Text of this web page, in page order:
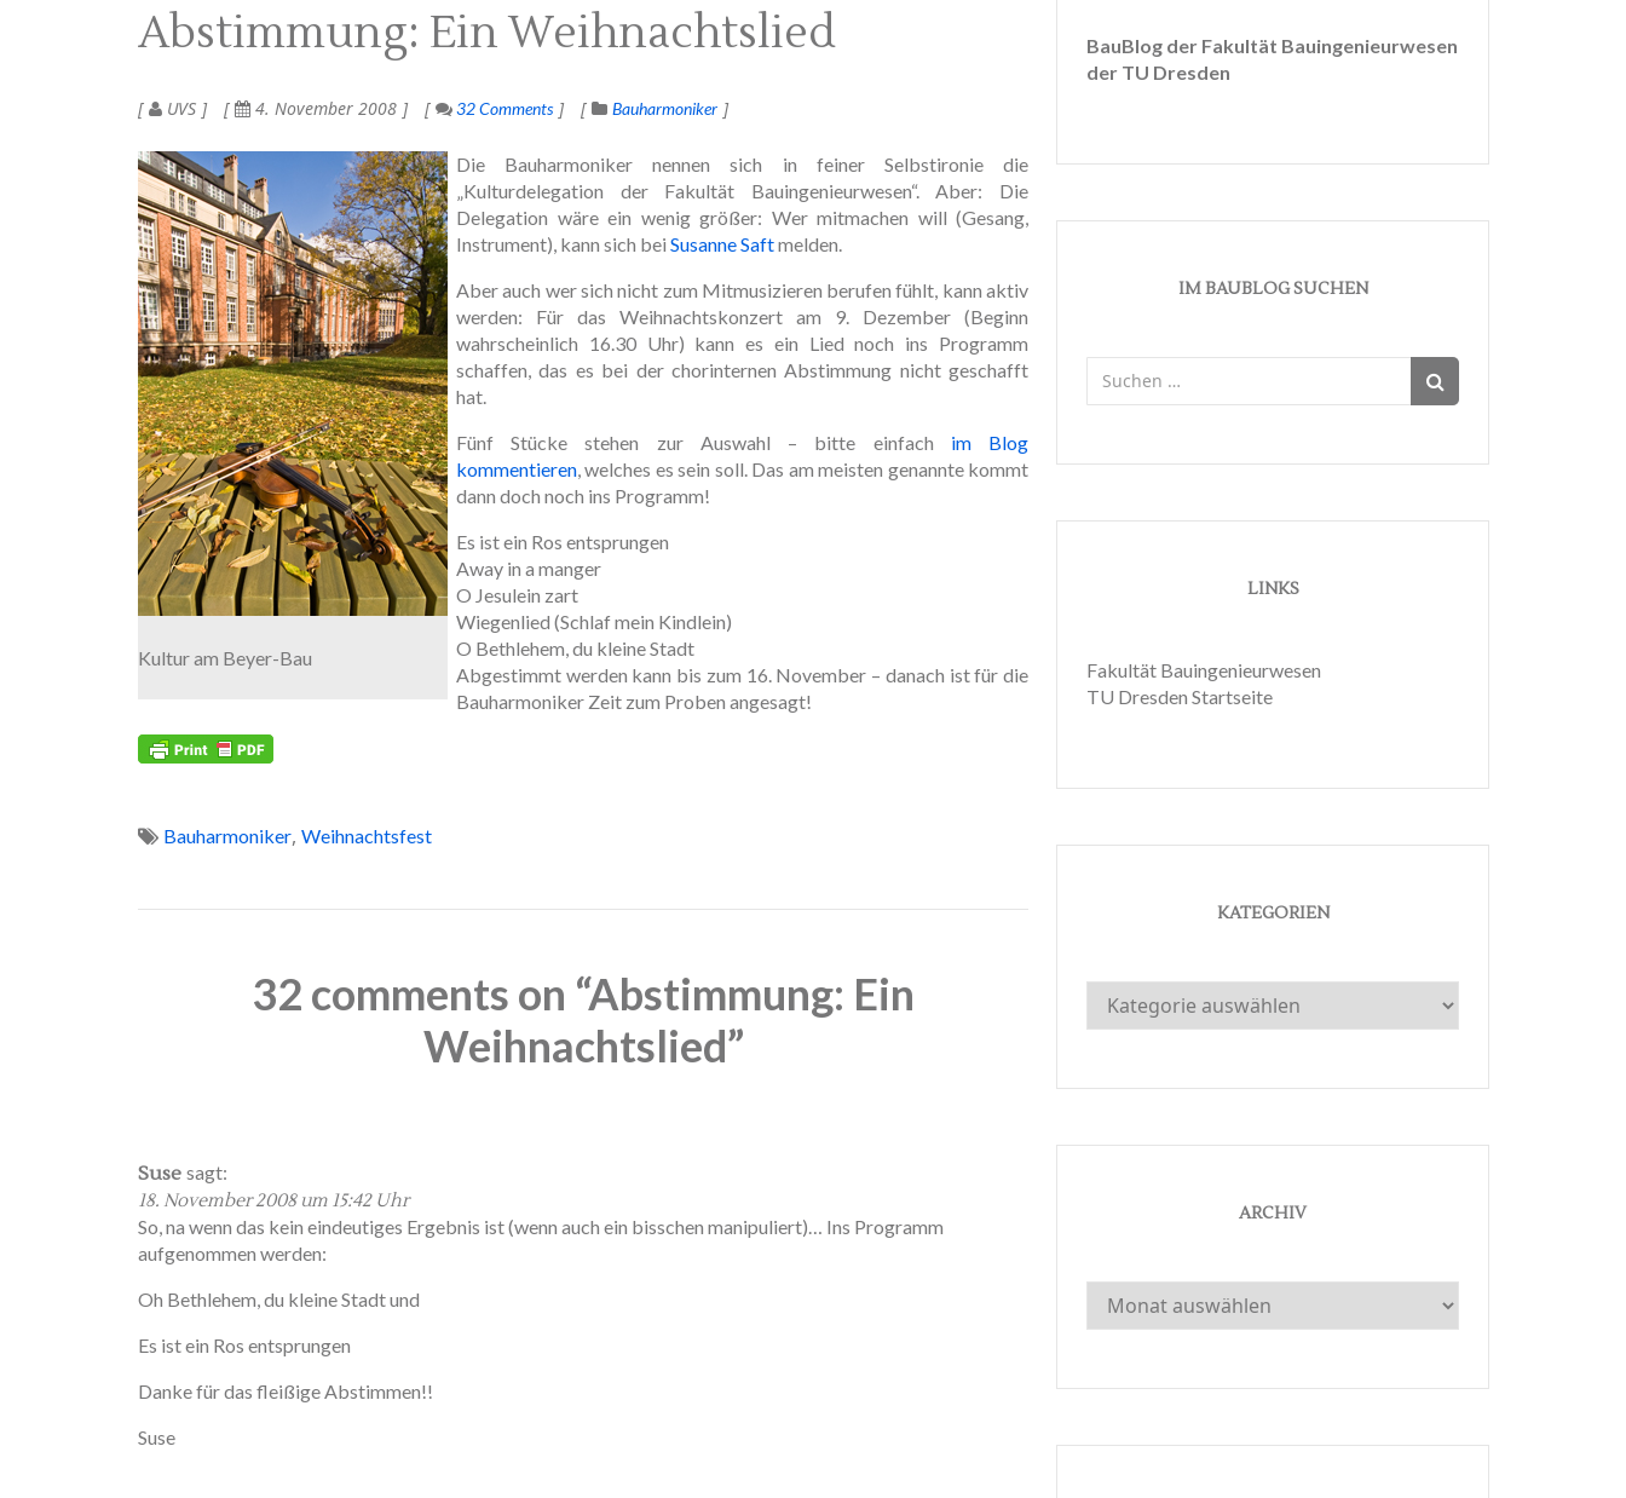
Abstimmung: Ein Weihnachtslied
UVS 4. November 2008 32 Comments Bauharmoniker
Kultur am Beyer-Bau
Die Bauharmoniker nennen sich in feiner Selbstironie die
„Kulturdelegation der Fakultät Bauingenieurwesen“. Aber: Die
Delegation wäre ein wenig größer: Wer mitmachen will (Gesang,
Instrument), kann sich bei Susanne Saftmelden.
Aber auch wer sich nicht zum Mitmusizieren berufen fühlt, kann aktiv
werden: Für das Weihnachtskonzert am 9. Dezember (Beginn
wahrscheinlich 16.30 Uhr) kann es ein Lied noch ins Programm
schaffen, das es bei der chorinternen Abstimmung nicht geschafft
hat.
Fünf Stücke stehen zur Auswahl – bitte einfach im Blog
kommentieren , welches es sein soll. Das am meisten genannte kommt
dann doch noch ins Programm!
Es ist ein Ros entsprungen
Away in a manger
O Jesulein zart
Wiegenlied (Schlaf mein Kindlein)
O Bethlehem, du kleine Stadt
Abgestimmt werden kann bis zum 16. November – danach ist für die
Bauharmoniker Zeit zum Proben angesagt!
Bauharmoniker, Weihnachtsfest
32 comments on “Abstimmung: Ein
Weihnachtslied”
Suse sagt:
18. November 2008 um 15:42 Uhr
So, na wenn das kein eindeutiges Ergebnis ist (wenn auch ein bisschen manipuliert)… Ins Programm
aufgenommen werden:
Oh Bethlehem, du kleine Stadt und
Es ist ein Ros entsprungen
Danke für das fleißige Abstimmen!!
Suse
BauBlog der Fakultät Bauingenieurwesen
der TU Dresden
IM BAUBLOG SUCHEN
nach:
LINKS
Fakultät Bauingenieurwesen
TU Dresden Startseite
KATEGORIEN
Kategorien
ARCHIV
Archiv